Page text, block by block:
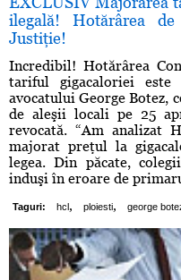
ilegală! Hotărârea
Justiţie!
Incredibil! Hotărârea
tariful gigacaloriei este
avocatului George Botez,
de aleşii locali pe 25
revocată. “Am analizat
majorat preţul la
legea. Din păcate,
induşi în eroare de
Taguri: hcl , ploiesti, george